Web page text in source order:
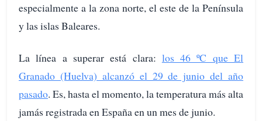
especialmente a la zona norte, el este de la Península
y las islas Baleares.
La línea a superar está clara: los 46 ºC que El
Granado (Huelva) alcanzó el 29 de junio del año
pasado. Es, hasta el momento, la temperatura más alta
jamás registrada en España en un mes de junio.